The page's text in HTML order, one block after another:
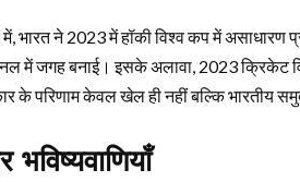
भारत ने 2023 में हॉकी विश्व कप में असाधारण
में जगह बनाई। इसके अलावा, 2023 क्रिकेट
के परिणाम केवल खेल ही नहीं बल्कि भारतीय
भविष्यवाणियाँ